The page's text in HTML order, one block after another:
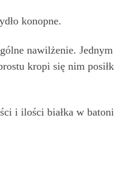
konopne.
nawilżenie.
kropi się nim
i ilości białka w